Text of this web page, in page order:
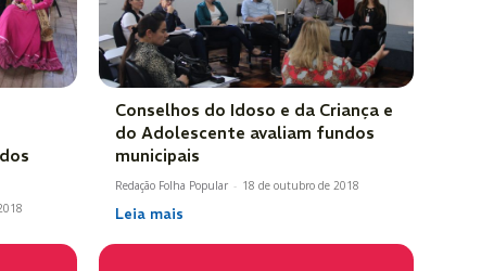
Conselhos do Idoso e da Criança e
do Adolescente avaliam fundos
municipais
Redação Folha Popular - 18 de outubro de 2018
Leia mais